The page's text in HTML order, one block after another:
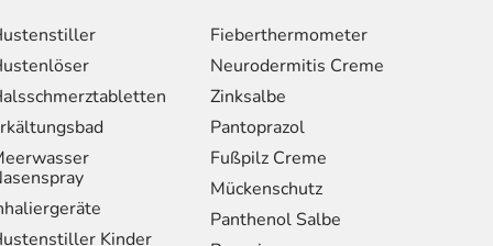
Kinder
Fieberthermometer
Neurodermitis Creme
Zinksalbe
Pantoprazol
Fußpilz Creme
Mückenschutz
Panthenol Salbe